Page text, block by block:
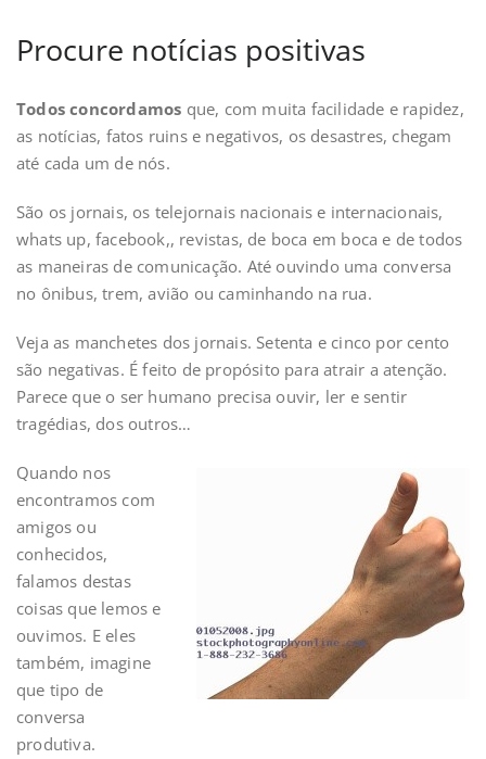
Procure notícias positivas
Todos concordamos que, com muita facilidade e rapidez,
as notícias, fatos ruins e negativos, os desastres, chegam
até cada um de nós.
São os jornais, os telejornais nacionais e internacionais,
whats up, facebook,, revistas, de boca em boca e de todos
as maneiras de comunicação. Até ouvindo uma conversa
no ônibus, trem, avião ou caminhando na rua.
Veja as manchetes dos jornais. Setenta e cinco por cento
são negativas. É feito de propósito para atrair a atenção.
Parece que o ser humano precisa ouvir, ler e sentir
tragédias, dos outros…
Quando nos
encontramos com
amigos ou
conhecidos,
falamos destas
coisas que lemos e
ouvimos. E eles
também, imagine
que tipo de
conversa
produtiva.